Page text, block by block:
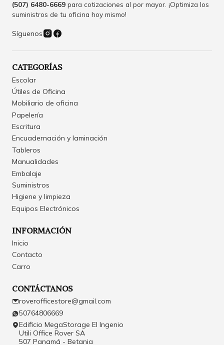
(507) 6480-6669 para cotizaciones al por mayor. ¡Optimiza los
suministros de tu oficina hoy mismo!
Síguenos
CATEGORÍAS
Escolar
Útiles de Oficina
Mobiliario de oficina
Papelería
Escritura
Encuadernación y laminación
Tableros
Manualidades
Embalaje
Suministros
Higiene y limpieza
Equipos Electrónicos
INFORMACIÓN
Inicio
Contacto
Carro
CONTÁCTANOS
roverofficestore@gmail.com
50764806669
Edificio MegaStorage El Ingenio
Utili Office Rover SA
507 Panamá - Betania